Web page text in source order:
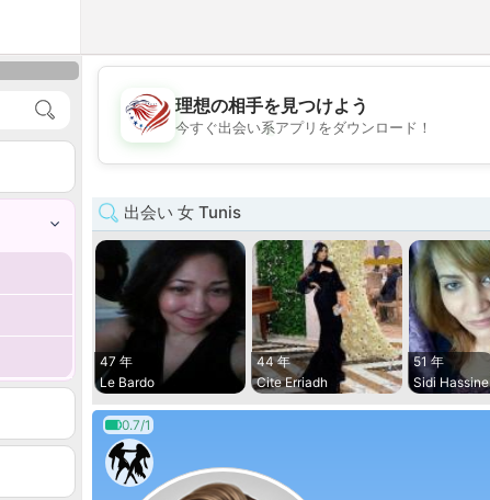
💖
理想の相手を見つけよう
今すぐ出会い系アプリをダウンロード！
出会い 女 Tunis
47 年
Le Bardo
44 年
Cite Erriadh
51 年
Sidi Hassine
0.7/1